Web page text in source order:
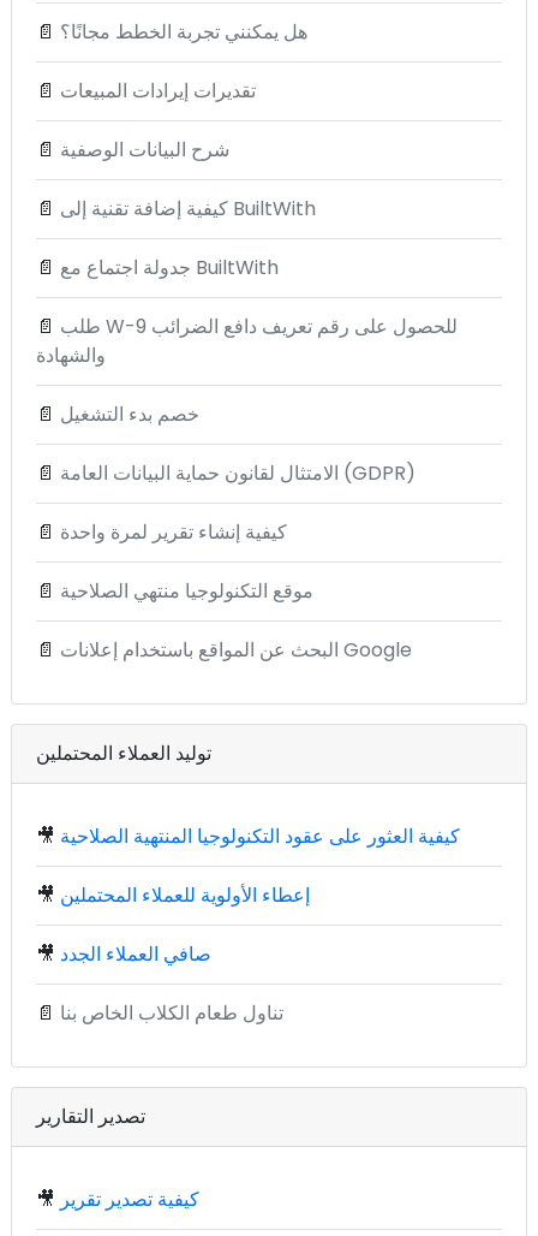
📄 هل يمكنني تجربة الخطط مجانًا؟
📄 تقديرات إيرادات المبيعات
📄 شرح البيانات الوصفية
📄 كيفية إضافة تقنية إلى BuiltWith
📄 جدولة اجتماع مع BuiltWith
📄 طلب W-9 للحصول على رقم تعريف دافع الضرائب
والشهادة
📄 خصم بدء التشغيل
📄 الامتثال لقانون حماية البيانات العامة (GDPR)
📄 كيفية إنشاء تقرير لمرة واحدة
📄 موقع التكنولوجيا منتهي الصلاحية
📄 البحث عن المواقع باستخدام إعلانات Google
توليد العملاء المحتملين
🎥 كيفية العثور على عقود التكنولوجيا المنتهية الصلاحية
🎥 إعطاء الأولوية للعملاء المحتملين
🎥 صافي العملاء الجدد
📄 تناول طعام الكلاب الخاص بنا
تصدير التقارير
🎥 كيفية تصدير تقرير